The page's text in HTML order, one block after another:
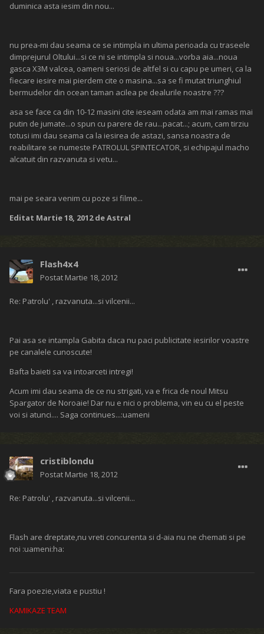
duminica asta iesim din nou...
nu prea-mi dau seama ce se intimpla in ultima perioada cu traseele
dimprejurul Oltului...si ce ni se intimpla si noua...vorba aia...noua
gasca X3M valcea, oameni seriosi de altfel si cu capu pe umeri, ca la
fiecare iesire mai pierdem cite o masina...sa se fi mutat triunghiul
bermudelor din ocean taman acilea pe dealurile noastre ???
asa se face ca din 10-12 masini cite ieseam odata am mai ramas mai
putin de jumate...o spun cu parere de rau...pacat...; acum, cam tirziu
totusi imi dau seama ca la iesirea de astazi, sansa noastra de
reabilitare se numeste PATROLUL SPINTECATOR, si echipajul macho
alcatuit din razvanuta si vetu...
mai pe seara venim cu poze si filme...
Editat Martie 18, 2012de Astral
Flash4x4
Postat Martie 18, 2012
Re: Patrolu' , razvanuta...si vilcenii...
Pai asa se intampla Gabita daca nu paci publicitate iesirilor voastre
pe canalele cunoscute!
Bafta baieti sa va intoarceti intregi!
Acum imi dau seama de ce nu strigati, va e frica de noul Mitsu
Spargator de Noroaie! Dar nu e nici o problema, vin eu cu el peste
voi si atunci.... Saga continues...:uameni
cristiblondu
Postat Martie 18, 2012
Re: Patrolu' , razvanuta...si vilcenii...
Flash are dreptate,nu vreti concurenta si d-aia nu ne chemati si pe
noi :uameni:ha:
Fara poezie,viata e pustiu !
KAMIKAZE TEAM